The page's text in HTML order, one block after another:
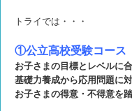
トライでは・・・
①公立高校受験コース
お子さまの目標とレベルに
基礎力養成から応用問題に
お子さまの得意・不得意を